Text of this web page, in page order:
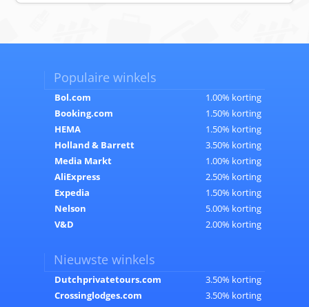
Populaire winkels
Bol.com
1.00% korting
Booking.com
1.50% korting
HEMA
1.50% korting
Holland & Barrett
3.50% korting
Media Markt
1.00% korting
AliExpress
2.50% korting
Expedia
1.50% korting
Nelson
5.00% korting
V&D
2.00% korting
Nieuwste winkels
Dutchprivatetours.com
3.50% korting
Crossinglodges.com
3.50% korting